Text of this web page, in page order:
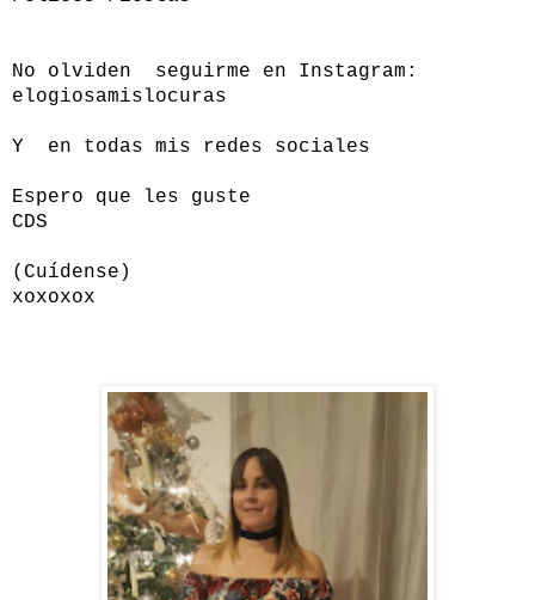
No olviden seguirme en Instagram:
elogiosamislocuras
Y en todas mis redes sociales
Espero que les guste
CDS
(Cuídense)
xoxoxox